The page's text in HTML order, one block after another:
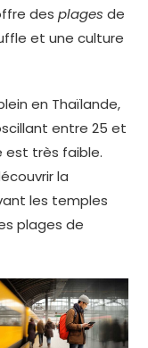
desplages de
et une culture
en Thaïlande,
entre 25 et
est très faible.
la
les temples
plages de